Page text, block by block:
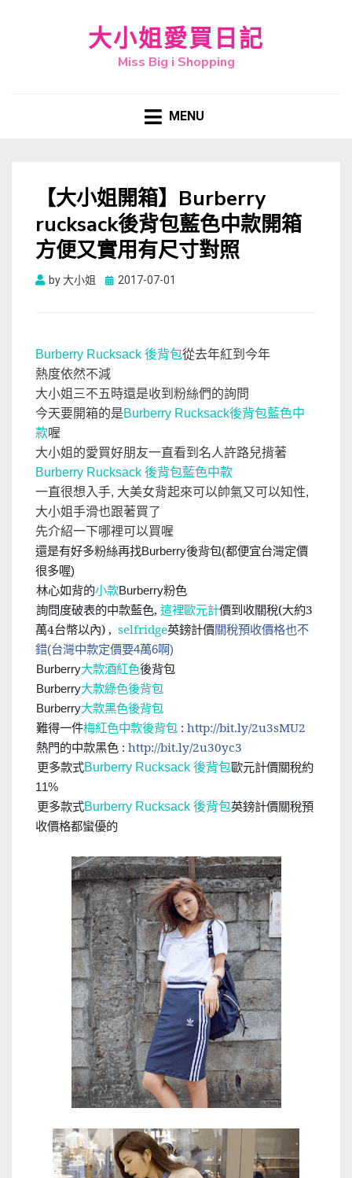
大小姐愛買日記
Miss Big i Shopping
MENU
【大小姐開箱】Burberry
rucksack後背包藍色中款開箱
方便又實用有尺寸對照
by大小姐
Posted
2017-07-01
Burberry Rucksack 後背包從去年紅到今年
熱度依然不減
大小姐三不五時還是收到粉絲們的詢問
今天要開箱的是Burberry Rucksack後背包藍色中
款喔
大小姐的愛買好朋友一直看到名人許路兒揹著
Burberry Rucksack 後背包藍色中款
一直很想入手, 大美女背起來可以帥氣又可以知性,
大小姐手滑也跟著買了
先介紹一下哪裡可以買喔
還是有好多粉絲再找Burberry後背包(都便宜台灣定價
很多喔)
林心如背的小款Burberry粉色
詢問度破表的中款藍色, 這裡歐元計價到收關稅(大約3
萬4台幣以內) , selfridge英鎊計價關稅預收價格也不
錯(台灣中款定價要4萬6啊)
Burberry大款酒紅色後背包
Burberry大款綠色後背包
Burberry大款黑色後背包
難得一件梅紅色中款後背包 : http://bit.ly/2u3sMU2
熱門的中款黑色 : http://bit.ly/2u30yc3
更多款式Burberry Rucksack 後背包歐元計價關稅約
11%
更多款式Burberry Rucksack 後背包英鎊計價關稅預
收價格都蠻優的